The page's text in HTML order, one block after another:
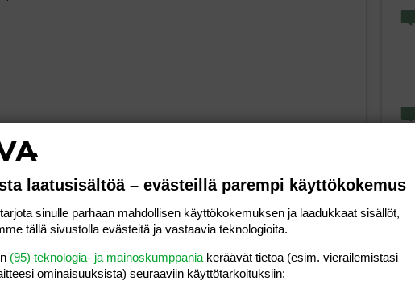
laatusisältöä – evästeillä parempi käyttökokemus
sinulle parhaan mahdollisen käyttökokemuksen ja laadukkaat sisällöt,
tällä sivustolla evästeitä ja vastaavia teknologioita.
(95) teknologia- ja mainoskumppania keräävät tietoa (esim. vierailemis­tasi
ominaisuuk­sista) seuraaviin käyttötarkoituksiin: